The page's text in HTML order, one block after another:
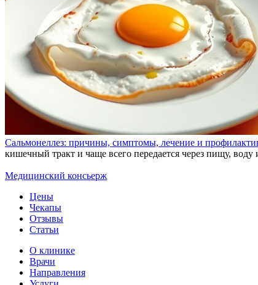
Сальмонеллез: причины, симптомы, лечение и
кишечный тракт и чаще всего передается через пищу,
Медицинский консьерж
Цены
Чекапы
Отзывы
Статьи
О клинике
Врачи
Направления